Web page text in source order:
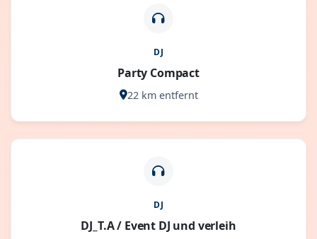
DJ
Party Compact
22 km entfernt
DJ
DJ_T.A / Event DJ und verleih